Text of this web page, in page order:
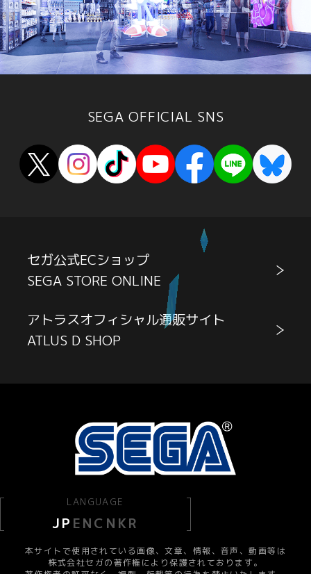
SEGA OFFICIAL SNS
セガ公式ECショップ
SEGA STORE ONLINE
アトラスオフィシャル通販サイト
ATLUS D SHOP
LANGUAGE
JP ENCN KR
本サイトで使用されている画像、文章、情報、音声、動画等は
株式会社セガの著作権により保護されております。